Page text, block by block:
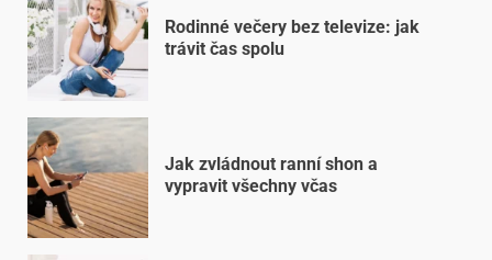
Rodinné večery bez televize: jak
trávit čas spolu
Jak zvládnout ranní shon a
vypravit všechny včas